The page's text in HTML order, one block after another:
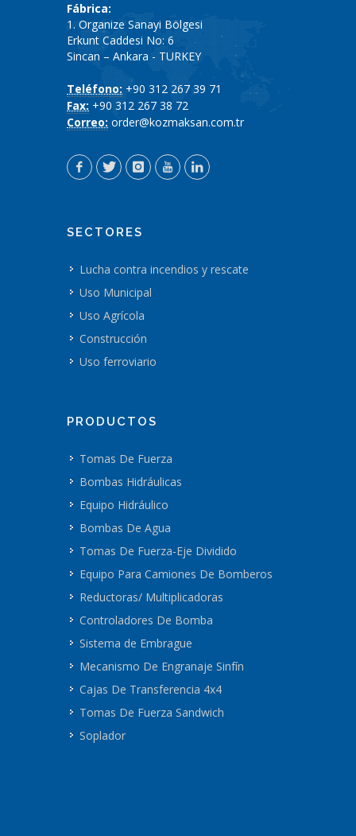
Fábrica:
1. Organize Sanayi Bölgesi
Erkunt Caddesi No: 6
Sincan – Ankara - TURKEY
Teléfono: +90 312 267 39 71
Fax: +90 312 267 38 72
Correo: order@kozmaksan.com.tr
SECTORES
Lucha contra incendios y rescate
Uso Municipal
Uso Agrícola
Construcción
Uso ferroviario
PRODUCTOS
Tomas De Fuerza
Bombas Hidráulicas
Equipo Hidráulico
Bombas De Agua
Tomas De Fuerza-Eje Dividido
Equipo Para Camiones De Bomberos
Reductoras/ Multiplicadoras
Controladores De Bomba
Sistema de Embrague
Mecanismo De Engranaje Sinfín
Cajas De Transferencia 4x4
Tomas De Fuerza Sandwich
Soplador